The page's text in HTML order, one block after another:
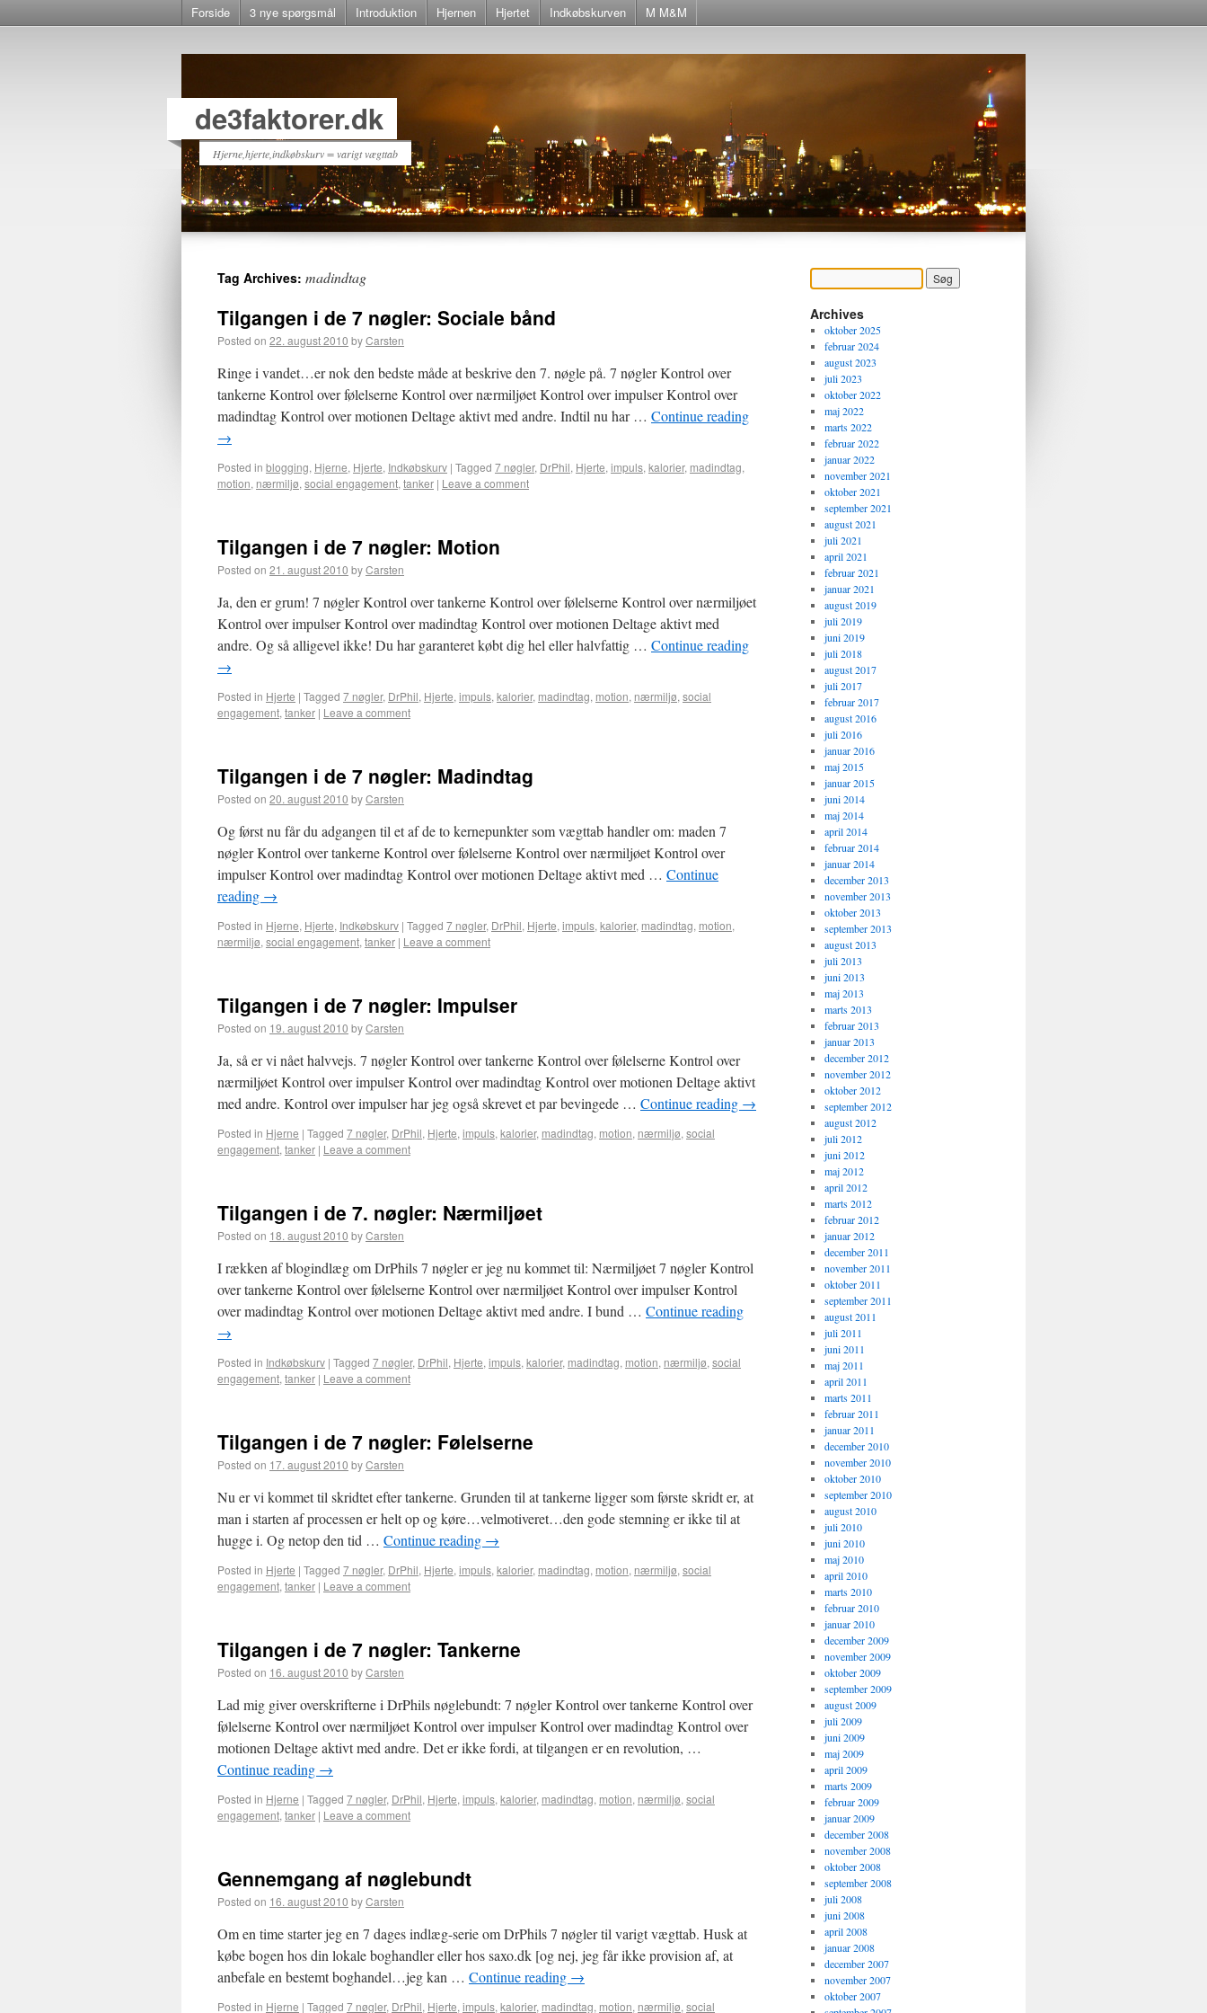
Forside 3 nye spørgsmål Introduktion Hjernen Hjertet Indkøbskurven M M&M
de3faktorer.dk
Hjerne,hjerte,indkøbskurv = varigt vægttab
Tag Archives: madindtag
Tilgangen i de 7 nøgler: Sociale bånd
Posted on 22. august 2010 byCarsten
Ringe i vandet…er nok den bedste måde at beskrive den 7. nøgle på. 7 nøgler Kontrol over
tankerne Kontrol over følelserne Kontrol over nærmiljøet Kontrol over impulser Kontrol over
madindtag Kontrol over motionen Deltage aktivt med andre. Indtil nu har … Continue reading
→
Posted in blogging, Hjerne, Hjerte, Indkøbskurv | Tagged 7 nøgler, DrPhil, Hjerte, impuls, kalorier, madindtag,
motion, nærmiljø, social engagement, tanker | Leave a comment
Tilgangen i de 7 nøgler: Motion
Posted on 21. august 2010 byCarsten
Ja, den er grum! 7 nøgler Kontrol over tankerne Kontrol over følelserne Kontrol over nærmiljøet
Kontrol over impulser Kontrol over madindtag Kontrol over motionen Deltage aktivt med
andre. Og så alligevel ikke! Du har garanteret købt dig hel eller halvfattig … Continue reading
→
Posted in Hjerte | Tagged 7 nøgler, DrPhil, Hjerte, impuls, kalorier, madindtag, motion, nærmiljø, social
engagement, tanker | Leave a comment
Tilgangen i de 7 nøgler: Madindtag
Posted on 20. august 2010 byCarsten
Og først nu får du adgangen til et af de to kernepunkter som vægttab handler om: maden 7
nøgler Kontrol over tankerne Kontrol over følelserne Kontrol over nærmiljøet Kontrol over
impulser Kontrol over madindtag Kontrol over motionen Deltage aktivt med … Continue
reading →
Posted in Hjerne, Hjerte, Indkøbskurv | Tagged 7 nøgler, DrPhil, Hjerte, impuls, kalorier, madindtag, motion,
nærmiljø, social engagement, tanker | Leave a comment
Tilgangen i de 7 nøgler: Impulser
Posted on 19. august 2010 byCarsten
Ja, så er vi nået halvvejs. 7 nøgler Kontrol over tankerne Kontrol over følelserne Kontrol over
nærmiljøet Kontrol over impulser Kontrol over madindtag Kontrol over motionen Deltage aktivt
med andre. Kontrol over impulser har jeg også skrevet et par bevingede … Continue reading →
Posted in Hjerne | Tagged 7 nøgler, DrPhil, Hjerte, impuls, kalorier, madindtag, motion, nærmiljø, social
engagement, tanker | Leave a comment
Tilgangen i de 7. nøgler: Nærmiljøet
Posted on 18. august 2010 byCarsten
I rækken af blogindlæg om DrPhils 7 nøgler er jeg nu kommet til: Nærmiljøet 7 nøgler Kontrol
over tankerne Kontrol over følelserne Kontrol over nærmiljøet Kontrol over impulser Kontrol
over madindtag Kontrol over motionen Deltage aktivt med andre. I bund … Continue reading
→
Posted in Indkøbskurv | Tagged 7 nøgler, DrPhil, Hjerte, impuls, kalorier, madindtag, motion, nærmiljø, social
engagement, tanker | Leave a comment
Tilgangen i de 7 nøgler: Følelserne
Posted on 17. august 2010 byCarsten
Nu er vi kommet til skridtet efter tankerne. Grunden til at tankerne ligger som første skridt er, at
man i starten af processen er helt op og køre…velmotiveret…den gode stemning er ikke til at
hugge i. Og netop den tid … Continue reading →
Posted in Hjerte | Tagged 7 nøgler, DrPhil, Hjerte, impuls, kalorier, madindtag, motion, nærmiljø, social
engagement, tanker | Leave a comment
Tilgangen i de 7 nøgler: Tankerne
Posted on 16. august 2010 byCarsten
Lad mig giver overskrifterne i DrPhils nøglebundt: 7 nøgler Kontrol over tankerne Kontrol over
følelserne Kontrol over nærmiljøet Kontrol over impulser Kontrol over madindtag Kontrol over
motionen Deltage aktivt med andre. Det er ikke fordi, at tilgangen er en revolution, …
Continue reading →
Posted in Hjerne | Tagged 7 nøgler, DrPhil, Hjerte, impuls, kalorier, madindtag, motion, nærmiljø, social
engagement, tanker | Leave a comment
Gennemgang af nøglebundt
Posted on 16. august 2010 byCarsten
Om en time starter jeg en 7 dages indlæg-serie om DrPhils 7 nøgler til varigt vægttab. Husk at
købe bogen hos din lokale boghandler eller hos saxo.dk [og nej, jeg får ikke provision af, at
anbefale en bestemt boghandel…jeg kan … Continue reading →
Posted in Hjerne | Tagged 7 nøgler, DrPhil, Hjerte, impuls, kalorier, madindtag, motion, nærmiljø, social
Archives
oktober 2025
februar 2024
august 2023
juli 2023
oktober 2022
maj 2022
marts 2022
februar 2022
januar 2022
november 2021
oktober 2021
september 2021
august 2021
juli 2021
april 2021
februar 2021
januar 2021
august 2019
juli 2019
juni 2019
juli 2018
august 2017
juli 2017
februar 2017
august 2016
juli 2016
januar 2016
maj 2015
januar 2015
juni 2014
maj 2014
april 2014
februar 2014
januar 2014
december 2013
november 2013
oktober 2013
september 2013
august 2013
juli 2013
juni 2013
maj 2013
marts 2013
februar 2013
januar 2013
december 2012
november 2012
oktober 2012
september 2012
august 2012
juli 2012
juni 2012
maj 2012
april 2012
marts 2012
februar 2012
januar 2012
december 2011
november 2011
oktober 2011
september 2011
august 2011
juli 2011
juni 2011
maj 2011
april 2011
marts 2011
februar 2011
januar 2011
december 2010
november 2010
oktober 2010
september 2010
august 2010
juli 2010
juni 2010
maj 2010
april 2010
marts 2010
februar 2010
januar 2010
december 2009
november 2009
oktober 2009
september 2009
august 2009
juli 2009
juni 2009
maj 2009
april 2009
marts 2009
februar 2009
januar 2009
december 2008
november 2008
oktober 2008
september 2008
juli 2008
juni 2008
april 2008
januar 2008
december 2007
november 2007
oktober 2007